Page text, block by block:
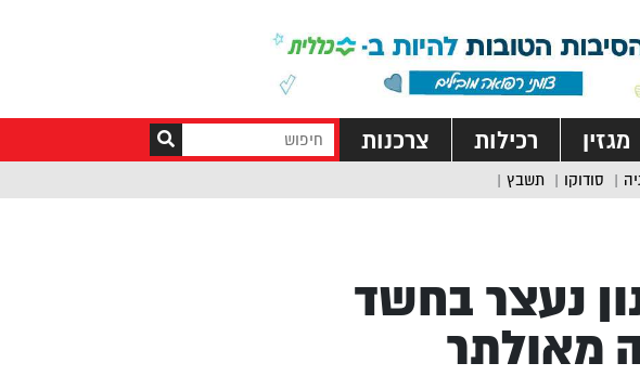
מגזין רכילות צרכנות
סודוקו תשבץ
נעצר בחשד
מאולתר